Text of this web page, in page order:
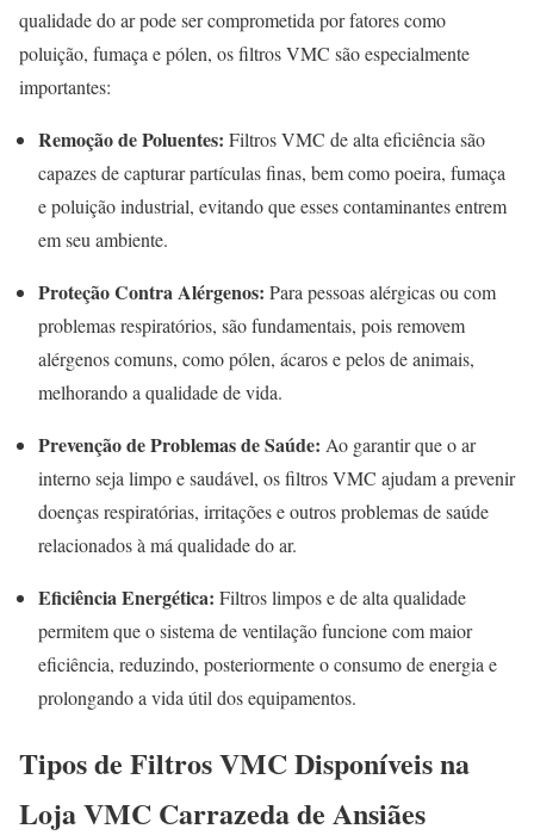
qualidade do ar pode ser comprometida por fatores como
poluição, fumaça e pólen, os filtros VMC são especialmente
importantes:
Remoção de Poluentes: Filtros VMC de alta eficiência são
capazes de capturar partículas finas, bem como poeira, fumaça
e poluição industrial, evitando que esses contaminantes entrem
em seu ambiente.
Proteção Contra Alérgenos: Para pessoas alérgicas ou com
problemas respiratórios, são fundamentais, pois removem
alérgenos comuns, como pólen, ácaros e pelos de animais,
melhorando a qualidade de vida.
Prevenção de Problemas de Saúde: Ao garantir que o ar
interno seja limpo e saudável, os filtros VMC ajudam a prevenir
doenças respiratórias, irritações e outros problemas de saúde
relacionados à má qualidade do ar.
Eficiência Energética: Filtros limpos e de alta qualidade
permitem que o sistema de ventilação funcione com maior
eficiência, reduzindo, posteriormente o consumo de energia e
prolongando a vida útil dos equipamentos.
Tipos de Filtros VMC Disponíveis na
Loja VMC Carrazeda de Ansiães